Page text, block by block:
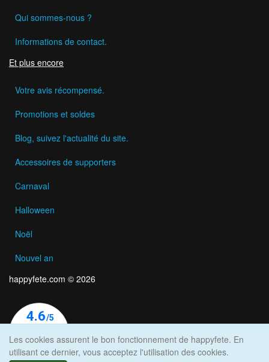
Qui sommes-nous ?
Informations de contact.
Et plus encore
Votre avis récompensé.
Promotions et soldes
Blog, suivez l'actualité du site.
Accessoires de supporters
Carnaval
Halloween
Noël
Nouvel an
happyfete.com © 2026
Les cookies assurent le bon fonctionnement de happyfete. En
utilisant ce dernier, vous acceptez l'utilisation des cookies.